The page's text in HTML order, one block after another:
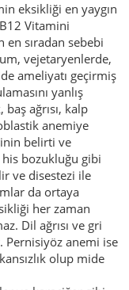
eksikliği en yaygın
Vitamini
sıradan sebebi
vejetaryenlerde,
ameliyatı geçirmiş
yanlış
ağrısı, kalp
anemiye
belirti ve
his bozukluğu gibi
ve disestezi ile
da ortaya
her zaman
Dil ağrısı ve gri
Pernisiyöz anemi ise
olup mide